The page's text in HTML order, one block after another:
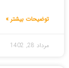
توضیحات بیشتر »
مرداد 28, 1402